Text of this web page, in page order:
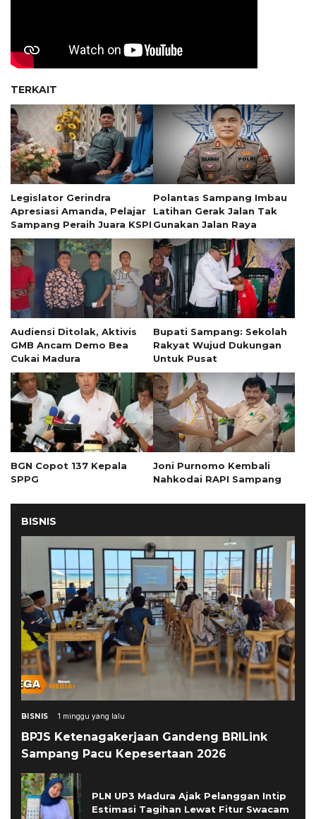
TERKAIT
Legislator Gerindra
Apresiasi Amanda, Pelajar
Sampang Peraih Juara KSPI
Polantas Sampang Imbau
Latihan Gerak Jalan Tak
Gunakan Jalan Raya
Audiensi Ditolak, Aktivis
GMB Ancam Demo Bea
Cukai Madura
Bupati Sampang: Sekolah
Rakyat Wujud Dukungan
Untuk Pusat
BGN Copot 137 Kepala
SPPG
Joni Purnomo Kembali
Nahkodai RAPI Sampang
BISNIS
BISNIS 1 minggu yang lalu
BPJS Ketenagakerjaan Gandeng BRILink
Sampang Pacu Kepesertaan 2026
PLN UP3 Madura Ajak Pelanggan Intip
Estimasi Tagihan Lewat Fitur Swacam